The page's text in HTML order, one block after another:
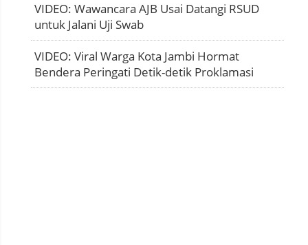
VIDEO: Wawancara AJB Usai Datangi RSUD
untuk Jalani Uji Swab
VIDEO: Viral Warga Kota Jambi Hormat
Bendera Peringati Detik-detik Proklamasi